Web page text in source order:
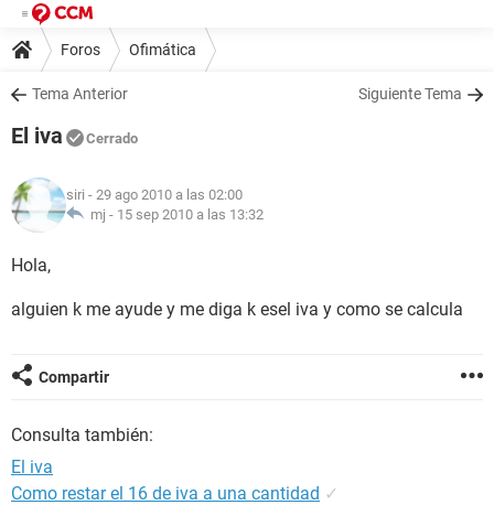
Foros Ofimática
Tema Anterior Siguiente Tema
El iva Cerrado
siri - 29 ago 2010 a las 02:00
mj - 15 sep 2010 a las 13:32
Hola,
alguien k me ayude y me diga k esel iva y como se calcula
Compartir
Consulta también:
El iva
Como restar el 16 de iva a una cantidad ✓